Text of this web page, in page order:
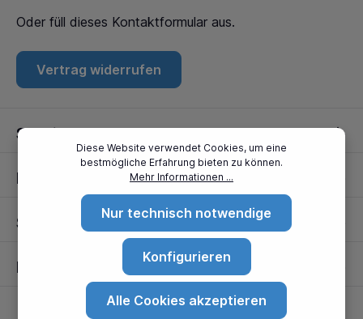
Partner
Standorte
Oder füll dieses Kontaktformular aus.
Vertrag widerrufen
Service
Informationen
Diese Website verwendet Cookies, um eine
bestmögliche Erfahrung bieten zu können.
Mehr Informationen ...
Nur technisch notwendige
Konfigurieren
Alle Cookies akzeptieren